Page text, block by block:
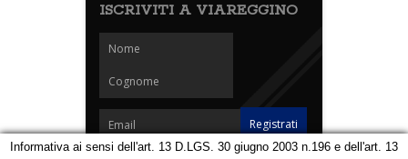
ISCRIVITI A VIAREGGINO
Informativa ai sensi dell'art. 13 D.LGS. 30 giugno 2003 n.196 e dell'art. 13